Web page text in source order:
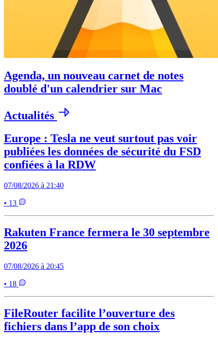
Agenda, un nouveau carnet de notes
doublé d'un calendrier sur Mac
Actualités
Europe : Tesla ne veut surtout pas voir
publiées les données de sécurité du FSD
confiées à la RDW
07/08/2026 à 21:40
• 13
Rakuten France fermera le 30 septembre
2026
07/08/2026 à 20:45
• 18
FileRouter facilite l’ouverture des
fichiers dans l’app de son choix